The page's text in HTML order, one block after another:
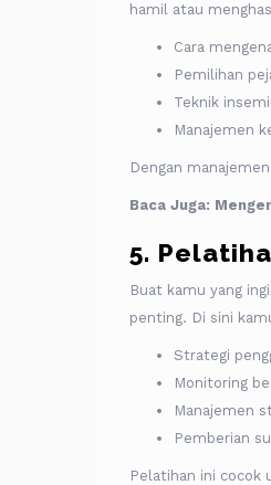
hamil atau
Cara
Pemilihan
Teknik
Manajemen
Dengan
Baca Juga:
5.
Buat kamu yang
penting. Di sini
Strategi
Monitoring
Manajemen
Pemberian
Pelatihan ini cocok